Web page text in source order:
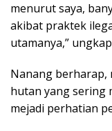
menurut saya,
akibat praktek
utamanya,”
Nanang berharap,
hutan yang sering
mejadi perhatian